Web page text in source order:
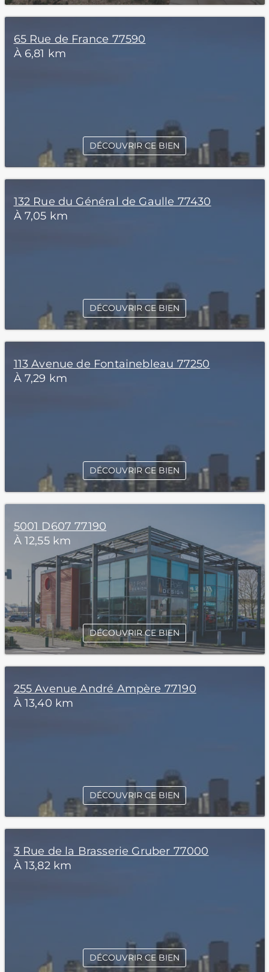
65 Rue de France 77590
À 6,81 km
DÉCOUVRIR CE BIEN
132 Rue du Général de Gaulle 77430
À 7,05 km
DÉCOUVRIR CE BIEN
113 Avenue de Fontainebleau 77250
À 7,29 km
DÉCOUVRIR CE BIEN
5001 D607 77190
À 12,55 km
DÉCOUVRIR CE BIEN
255 Avenue André Ampère 77190
À 13,40 km
DÉCOUVRIR CE BIEN
3 Rue de la Brasserie Gruber 77000
À 13,82 km
DÉCOUVRIR CE BIEN